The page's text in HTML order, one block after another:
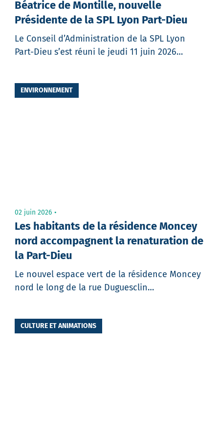
Béatrice de Montille, nouvelle
Présidente de la SPL Lyon Part-Dieu
Le Conseil d’Administration de la SPL Lyon
Part-Dieu s’est réuni le jeudi 11 juin 2026…
ENVIRONNEMENT
02 juin 2026
Les habitants de la résidence Moncey
nord accompagnent la renaturation de
la Part-Dieu
Le nouvel espace vert de la résidence Moncey
nord le long de la rue Duguesclin…
CULTURE ET ANIMATIONS